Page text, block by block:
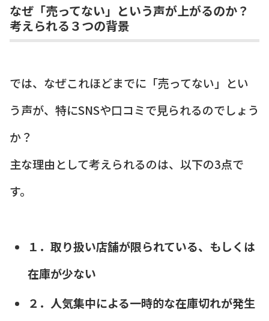
なぜ「売ってない」という声が上がるのか？
考えられる３つの背景
では、なぜこれほどまでに「売ってない」とい
う声が、特にSNSや口コミで見られるのでしょう
か？
主な理由として考えられるのは、以下の3点で
す。
１．取り扱い店舗が限られている、もしくは
在庫が少ない
２．人気集中による一時的な在庫切れが発生